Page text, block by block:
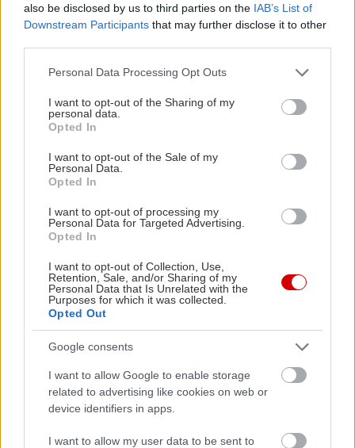
also be disclosed by us to third parties on the IAB’s List of
Downstream Participants that may further disclose it to other
Please note that this website/app uses one or more Google
not limited to your visit or usage behaviour. You may click to
grant or deny consent to Google and its third-party tags to
use your data for below specified purposes in below Google
consent section.
Personal Data Processing Opt Outs
I want to opt-out of the Sharing of my
personal data.
Opted In
I want to opt-out of the Sale of my
Personal Data.
Opted In
I want to opt-out of processing my
Personal Data for Targeted Advertising.
Opted In
I want to opt-out of Collection, Use,
Retention, Sale, and/or Sharing of my
Personal Data that Is Unrelated with the
Purposes for which it was collected.
Opted Out
Google consents
I want to allow Google to enable storage
related to advertising like cookies on web or
device identifiers in apps.
I want to allow my user data to be sent to
Τα μερίδια των τηλεοπτικών σταθμών για την ίδια
εβδομάδα
Πηγή: NIELSEN AUDIENCE MEASUREMENT